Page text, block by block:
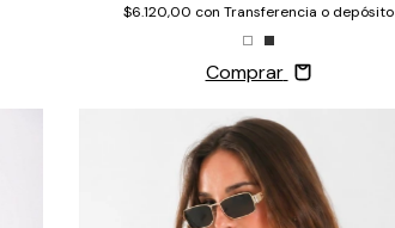
$6.120,00 con Transferencia o depósito
Comprar